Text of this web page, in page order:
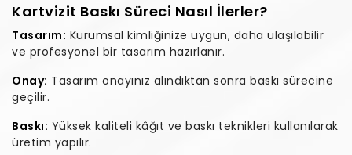
Kartvizit Baskı Süreci Nasıl İlerler?
Tasarım: Kurumsal kimliğinize uygun, daha ulaşılabilir
ve profesyonel bir tasarım hazırlanır.
Onay: Tasarım onayınız alındıktan sonra baskı sürecine
geçilir.
Baskı: Yüksek kaliteli kâğıt ve baskı teknikleri kullanılarak
üretim yapılır.